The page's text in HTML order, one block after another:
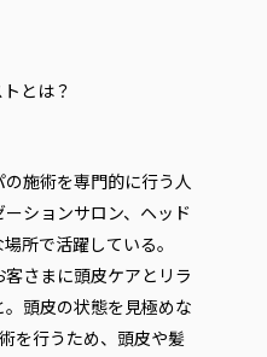
施術を専門的に行う人
ションサロン、ヘッド
所で活躍している。
さまに頭皮ケアとリラ
頭皮の状態を見極めな
を行うため、頭皮や髪